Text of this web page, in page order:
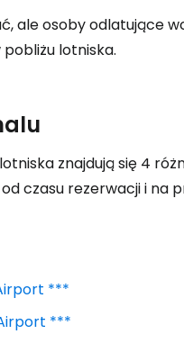
ale osoby odlatujące
lotniska.
znajdują się 4
czasu rezerwacji i na
***
***
się
podróżniczej